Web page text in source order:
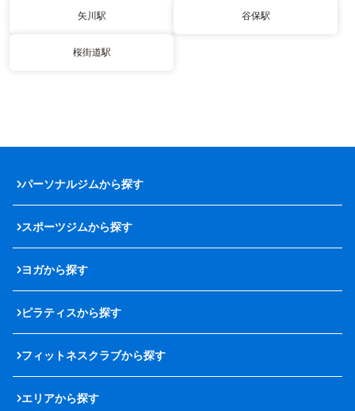
矢川駅 谷保駅
桜街道駅
パーソナルジムから探す
スポーツジムから探す
ヨガから探す
ピラティスから探す
フィットネスクラブから探す
エリアから探す